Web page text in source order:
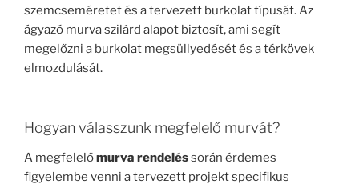
szemcseméretet és a tervezett burkolat típusát. Az
ágyazó murva szilárd alapot biztosít, ami segít
megelőzni a burkolat megsüllyedését és a térkövek
elmozdulását.
Hogyan válasszunk megfelelő murvát?
A megfelelőmurva rendeléssorán érdemes
figyelembe venni a tervezett projekt specifikus